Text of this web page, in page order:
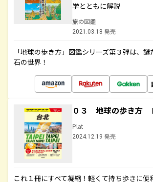
学とともに解説
旅の図鑑
2021.03.18 発売
「地球の歩き方」図鑑シリーズ第３弾は、
石の世界！
０３ 地球の歩き方
Plat
2024.12.19 発売
これ１冊にすべて凝縮！軽くて持ち歩きに便